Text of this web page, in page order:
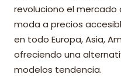
revoluciono el
moda a precios
en todo Europa, Asia,
ofreciendo una
modelos tendencia.